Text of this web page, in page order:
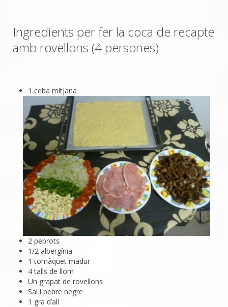
Ingredients per fer la coca de recapte
amb rovellons (4 persones)
1 ceba mitjana
2 pebrots
1/2 albergínia
1 tomàquet madur
4 talls de llom
Un grapat de rovellons
Sal i pebre negre
1 gra d’all